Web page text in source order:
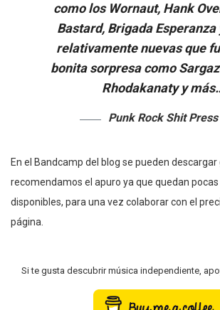
como los Wornaut, Hank
Bastard, Brigada Esperanza
relativamente nuevas que
bonita sorpresa como
Rhodakanaty y
Punk Rock Shit Press
En el Bandcamp del blog se pueden
recomendamos el apuro ya que quedan
disponibles, para una vez colaborar con el
página.
Si te gusta descubrir música independiente,